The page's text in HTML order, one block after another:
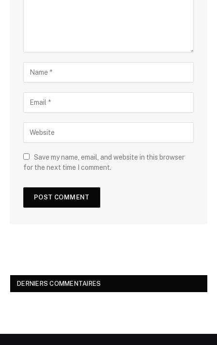
Save my name, email, and website in this browser
for the next time I comment.
DERNIERS COMMENTAIRES